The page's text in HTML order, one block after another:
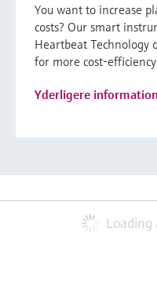
You want to increase
costs? Our smart
Heartbeat Technology
for more cost-
Yderligere information